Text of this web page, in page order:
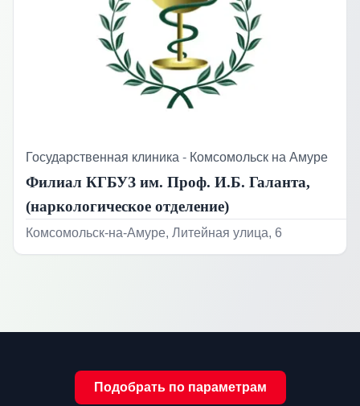
Государственная клиника - Комсомольск на Амуре
Филиал КГБУЗ им. Проф. И.Б. Галанта,
(наркологическое отделение)
Комсомольск-на-Амуре, Литейная улица, 6
Подобрать по параметрам